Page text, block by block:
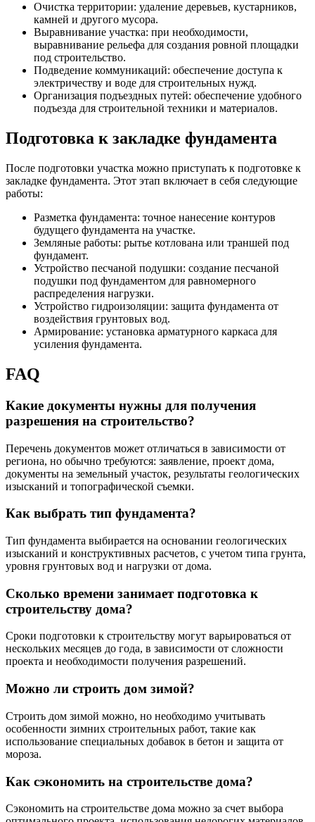
Очистка территории: удаление деревьев, кустарников,
камней и другого мусора.
Выравнивание участка: при необходимости,
выравнивание рельефа для создания ровной площадки
под строительство.
Подведение коммуникаций: обеспечение доступа к
электричеству и воде для строительных нужд.
Организация подъездных путей: обеспечение удобного
подъезда для строительной техники и материалов.
Подготовка к закладке фундамента
После подготовки участка можно приступать к подготовке к
закладке фундамента. Этот этап включает в себя следующие
работы:
Разметка фундамента: точное нанесение контуров
будущего фундамента на участке.
Земляные работы: рытье котлована или траншей под
фундамент.
Устройство песчаной подушки: создание песчаной
подушки под фундаментом для равномерного
распределения нагрузки.
Устройство гидроизоляции: защита фундамента от
воздействия грунтовых вод.
Армирование: установка арматурного каркаса для
усиления фундамента.
FAQ
Какие документы нужны для получения
разрешения на строительство?
Перечень документов может отличаться в зависимости от
региона, но обычно требуются: заявление, проект дома,
документы на земельный участок, результаты геологических
изысканий и топографической съемки.
Как выбрать тип фундамента?
Тип фундамента выбирается на основании геологических
изысканий и конструктивных расчетов, с учетом типа грунта,
уровня грунтовых вод и нагрузки от дома.
Сколько времени занимает подготовка к
строительству дома?
Сроки подготовки к строительству могут варьироваться от
нескольких месяцев до года, в зависимости от сложности
проекта и необходимости получения разрешений.
Можно ли строить дом зимой?
Строить дом зимой можно, но необходимо учитывать
особенности зимних строительных работ, такие как
использование специальных добавок в бетон и защита от
мороза.
Как сэкономить на строительстве дома?
Сэкономить на строительстве дома можно за счет выбора